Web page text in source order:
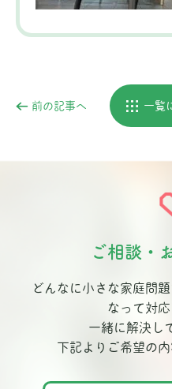
前の記事へ 一覧
ご相談・
どんなに小さな家庭問
なって対応
一緒に解決し
下記よりご希望の